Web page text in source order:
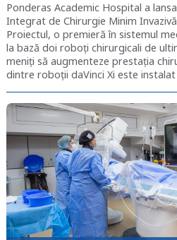
Ponderas Academic Hospital a
Integrat de Chirurgie Minim
Proiectul, o premieră în sistemul
la bază doi roboți chirurgicali de
meniți să augmenteze prestația
dintre roboții daVinci Xi este